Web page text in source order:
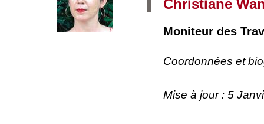
Christiane
Moniteur des
Coordonnées et
Mise à jour : 5